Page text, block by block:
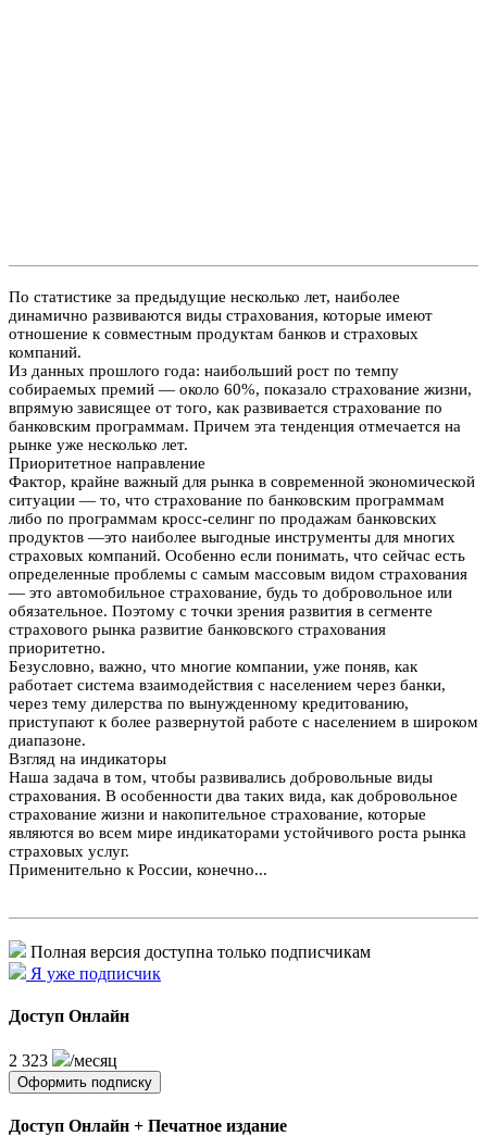
По статистике за предыдущие несколько лет, наиболее
динамично развиваются виды страхования, которые имеют
отношение к совместным продуктам банков и страховых
компаний.
Из данных прошлого года: наибольший рост по темпу
собираемых премий — около 60%, показало страхование жизни,
впрямую зависящее от того, как развивается страхование по
банковским программам. Причем эта тенденция отмечается на
рынке уже несколько лет.
Приоритетное направление
Фактор, крайне важный для рынка в современной экономической
ситуации — то, что страхование по банковским программам
либо по программам кросс-селинг по продажам банковских
продуктов —это наиболее выгодные инструменты для многих
страховых компаний. Особенно если понимать, что сейчас есть
определенные проблемы с самым массовым видом страхования
— это автомобильное страхование, будь то добровольное или
обязательное. Поэтому с точки зрения развития в сегменте
страхового рынка развитие банковского страхования
приоритетно.
Безусловно, важно, что многие компании, уже поняв, как
работает система взаимодействия с населением через банки,
через тему дилерства по вынужденному кредитованию,
приступают к более развернутой работе с населением в широком
диапазоне.
Взгляд на индикаторы
Наша задача в том, чтобы развивались добровольные виды
страхования. В особенности два таких вида, как добровольное
страхование жизни и накопительное страхование, которые
являются во всем мире индикаторами устойчивого роста рынка
страховых услуг.
Применительно к России, конечно...
Полная версия доступна только подписчикам
Я уже подписчик
Доступ Онлайн
2 323 /месяц
Оформить подписку
Доступ Онлайн + Печатное издание